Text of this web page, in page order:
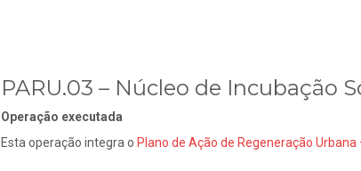
PARU.03 – Núcleo de Incubação
Operação executada
Esta operação integra o Plano de Ação de Regeneração Urbana